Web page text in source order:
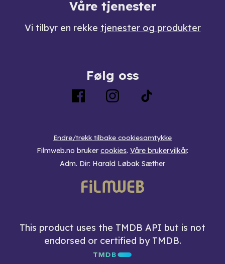
Våre tjenester
Vi tilbyr en rekke tjenester og produkter
Følg oss
Endre/trekk tilbake cookiesamtykke
Filmweb.no bruker cookies. Våre brukervilkår.
Adm. Dir: Harald Løbak Sæther
This product uses the TMDB API but is not
endorsed or certified by TMDB.